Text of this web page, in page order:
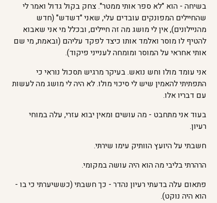
בשיחה - הוא "לא ספר אותי ממטר". צחק בקול גדול ואמר לי
שהחיילים המפונקים עובדים עלי, שאני "דשדש" (חדש
מהניילונים), אין לי מושג מה זה חיילים, ובכלל מי אני שאבוא
להטיף לו מוסר ואלמד אותו כיצד לפקד עליהם (ובאמת, מי שם
אותי אחראי על המוסר ומומחה לענייני פיקוד).
אני עומד מולו וחש נואש. בעיקר מרגיש תסכול נוראי כי
התפתיתי להאמין שיש לי סיכוי מולו. לא היה לי מושג מה לעשות
עם דבריו אלו.
בעוד אני מתחבט - מה עושים ומאין יבוא עזרי, עלה במוחי
רעיון.
חשבתי על היועץ הוותיק עימו שירתּי.
הרהרתי בליבי מה הוא היה עושה במקומי.
פתאום עלה בדעתי רעיון נהדר - כך חשבתי (כששיערתי כי בו -
הוא היה נוקט).